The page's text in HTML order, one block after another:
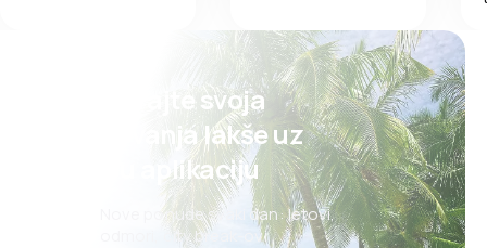
Planirajte svoja
putovanja lakše uz
našu aplikaciju
Nove ponude svaki dan: letovi,
odmori, city break-ovi